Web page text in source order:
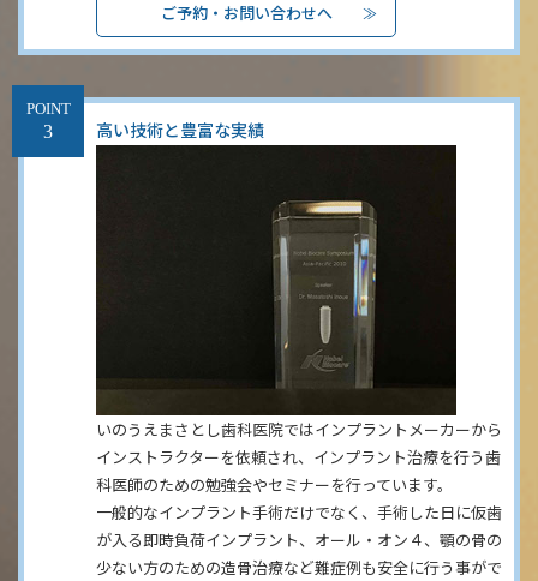
ご予約・お問い合わせへ
POINT
高い技術と豊富な実績
いのうえまさとし歯科医院ではインプラントメーカーから
インストラクターを依頼され、インプラント治療を行う歯
科医師のための勉強会やセミナーを行っています。
一般的なインプラント手術だけでなく、手術した日に仮歯
が入る即時負荷インプラント、オール・オン４、顎の骨の
少ない方のための造骨治療など難症例も安全に行う事がで